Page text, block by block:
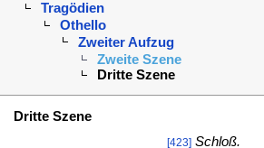
Tragödien
Othello
Zweiter Aufzug
Zweite Szene
Dritte Szene
Dritte Szene
[423] Schloß.